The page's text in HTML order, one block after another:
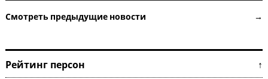
Смотреть предыдущие новости →
Рейтинг персон ↑